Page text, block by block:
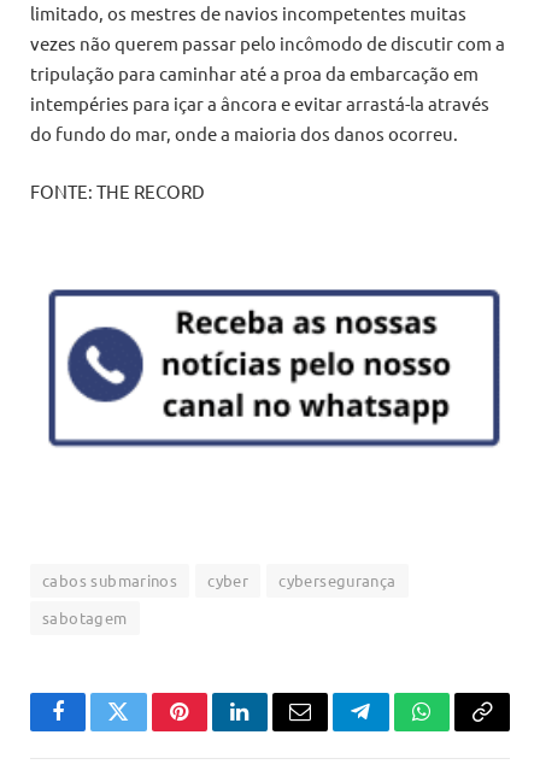
limitado, os mestres de navios incompetentes muitas
vezes não querem passar pelo incômodo de discutir com a
tripulação para caminhar até a proa da embarcação em
intempéries para içar a âncora e evitar arrastá-la através
do fundo do mar, onde a maioria dos danos ocorreu.
FONTE: THE RECORD
cabos submarinos cyber
cybersegurança
sabotagem
FacebookTwitterPinterestLinkedInEmail TelegramWhatsApp
Copiar